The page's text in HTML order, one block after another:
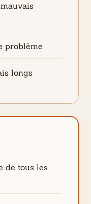
problème
longs
de tous les